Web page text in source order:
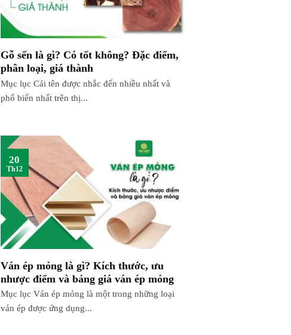
Gỗ sến là gì? Có tốt không? Đặc điểm,
phân loại, giá thành
Mục lục Cái tên được nhắc đến nhiều nhất và
phổ biến nhất trên thị...
Ván ép mỏng là gì? Kích thước, ưu
nhược điểm và bảng giá ván ép mỏng
Mục lục Ván ép mỏng là một trong những loại
ván ép được ứng dụng...
20
Th12